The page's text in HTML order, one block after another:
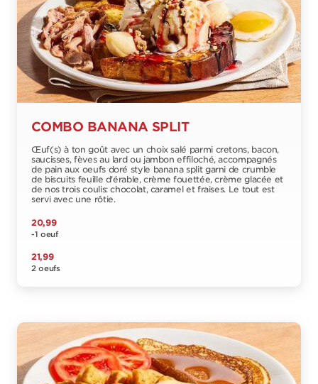
COMBO BANANA SPLIT
Œuf(s) à ton goût avec un choix salé parmi cretons, bacon,
saucisses, fèves au lard ou jambon effiloché, accompagnés
de pain aux oeufs doré style banana split garni de crumble
de biscuits feuille d'érable, crème fouettée, crème glacée et
de nos trois coulis: chocolat, caramel et fraises. Le tout est
servi avec une rôtie.
20,99
-1 oeuf
21,99
2 oeufs